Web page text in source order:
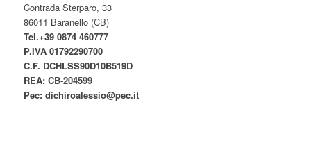
Contrada Sterparo, 33
86011 Baranello (CB)
Tel.+39 0874 460777
P.IVA 01792290700
C.F. DCHLSS90D10B519D
REA: CB-204599
Pec: dichiroalessio@pec.it